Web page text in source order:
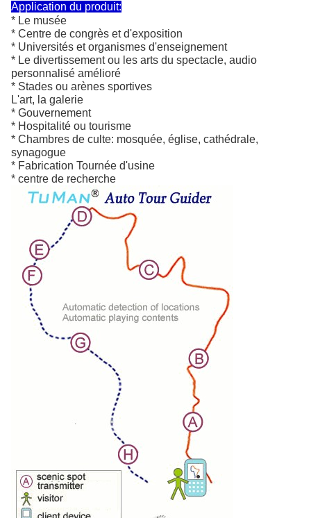
Application du produit:
* Le musée
* Centre de congrès et d'exposition
* Universités et organismes d'enseignement
* Le divertissement ou les arts du spectacle, audio
personnalisé amélioré
* Stades ou arènes sportives
L'art, la galerie
* Gouvernement
* Hospitalité ou tourisme
* Chambres de culte: mosquée, église, cathédrale,
synagogue
* Fabrication Tournée d'usine
* centre de recherche